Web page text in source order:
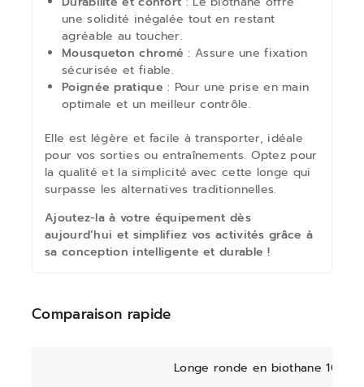
une solidité inégalée tout en restant
agréable au toucher.
Mousqueton chromé : Assure une fixation
sécurisée et fiable.
Poignée pratique : Pour une prise en main
optimale et un meilleur contrôle.
Elle est légère et facile à transporter, idéale
pour vos sorties ou entraînements. Optez pour
la qualité et la simplicité avec cette longe qui
surpasse les alternatives traditionnelles.
Ajoutez-la à votre équipement dès
aujourd’hui et simplifiez vos activités grâce à
sa conception intelligente et durable !
Comparaison rapide
Longe ronde en biothane 10m